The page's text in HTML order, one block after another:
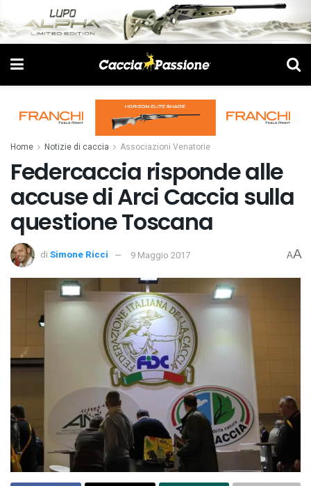
Home Notizie di caccia Associazioni Venatorie
Federcaccia risponde alle
accuse di Arci Caccia sulla
questione Toscana
di Simone Ricci 9 Maggio 2017 AA